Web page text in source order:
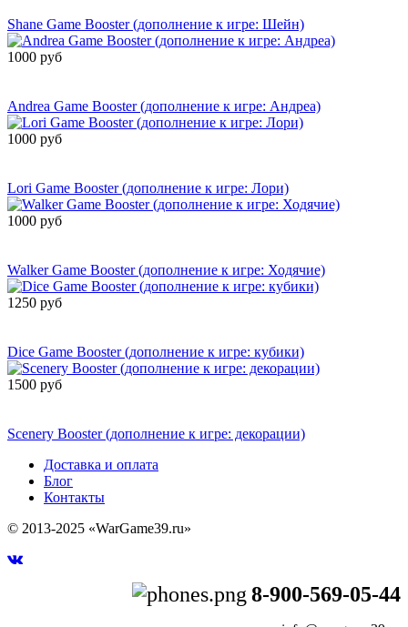
Shane Game Booster (дополнение к игре: Шейн)
1000 руб
Andrea Game Booster (дополнение к игре: Андреа)
1000 руб
Lori Game Booster (дополнение к игре: Лори)
1000 руб
Walker Game Booster (дополнение к игре: Ходячие)
1250 руб
Dice Game Booster (дополнение к игре: кубики)
1500 руб
Scenery Booster (дополнение к игре: декорации)
Доставка и оплата
Блог
Контакты
© 2013-2025 «WarGame39.ru»
8-900-569-05-44